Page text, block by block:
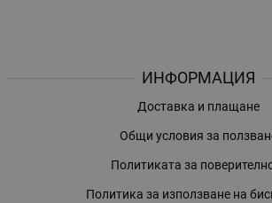
ИНФОРМАЦИЯ
Доставка и плащане
Общи условия за
Политиката за
Политика за използване на